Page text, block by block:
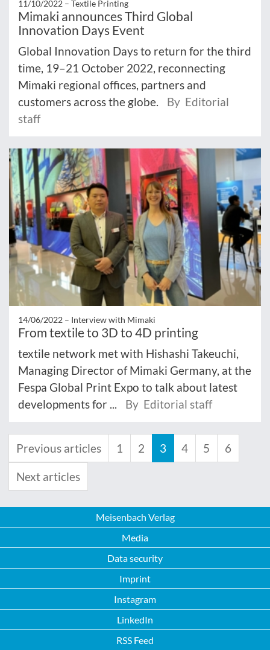
11/10/2022 – Textile Printing
Mimaki announces Third Global
Innovation Days Event
Global Innovation Days to return for the third
time, 19–21 October 2022, reconnecting
Mimaki regional offices, partners and
customers across the globe.
By Editorial
staff
14/06/2022 – Interview with Mimaki
From textile to 3D to 4D printing
textile network met with Hishashi Takeuchi,
Managing Director of Mimaki Germany, at the
Fespa Global Print Expo to talk about latest
developments for ...
By Editorial staff
Previous articles 1 2 3 4 5 6
Next articles
Meisenbach Verlag
Media
Data security
Imprint
Instagram
LinkedIn
RSS Feed